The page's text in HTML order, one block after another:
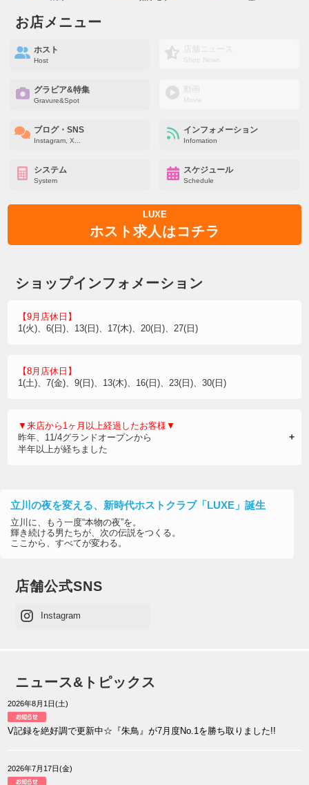
お店メニュー
ホスト
Host
店舗ニュース
Shop News
グラビア&特集
Gravure&Spot Movie
ブログ・SNS
Instagram, X...
インフォメーション
Infomation
システム
System
スケジュール
Schedule
LUXE
ホスト求人はコチラ
ショップインフォメーション
【9月店休日】
1(火)、6(日)、13(日)、17(木)、20(日)、27(日)
【8月店休日】
1(土)、7(金)、9(日)、13(木)、16(日)、23(日)、30(日)
▼来店から1ヶ月以上経過したお客様▼
昨年、11/4グランドオープンから
半年以上が経ちました
今宵もスタッフ平均年齢20歳と
勢いのあるメンバーにて
皆様のご来店を心よりお待ちしております
お客様 で 来店から1ヶ月以上経過したお客様
また、ご新規にてご案内
是非、この機会にご来店を
お待ちしております
立川の夜を変える、新時代ホストクラブ「LUXE」誕生
立川に、もう一度“本物の夜”を。
輝き続ける男たちが、次の伝説をつくる。
ここから、すべてが変わる。
店舗公式SNS
Instagram
ニュース&トピックス
2026年8月1日(土)
V記録を絶好調で更新中☆『朱鳥』が7月度No.1を勝ち取りました!!
2026年7月17日(金)